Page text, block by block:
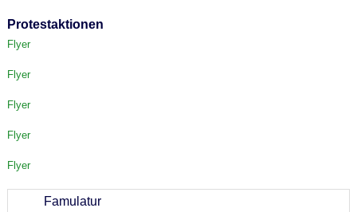
Protestaktionen
Flyer
Flyer
Flyer
Flyer
Flyer
Famulatur